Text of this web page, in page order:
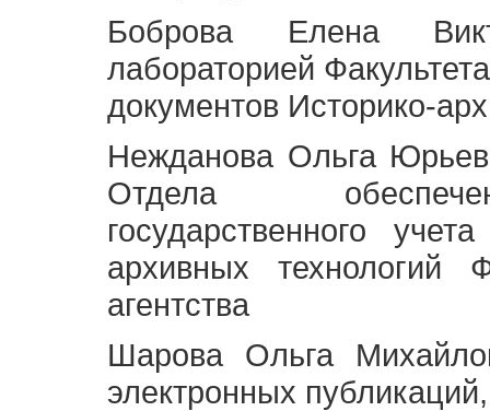
Боброва Елена
лабораторией
документов Историко-
Нежданова Ольга
Отдела
государственного
архивных технологий
агентства
Шарова Ольга
электронных